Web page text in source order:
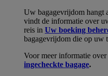
Uw bagagevrijdom hangt
vindt de informatie over
reis in Uw boeking
bagagevrijdom die op uw
Voor meer informatie over
ingecheckte bagage.